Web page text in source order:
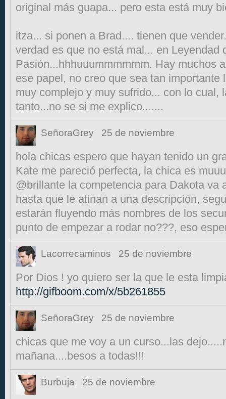
original más guapa... pero esta está muy
itza... si ponen a Brad.... tienen que
verdad es que no está mal... en Leyendad
Pasión...hhhuuummmmmm. Hay muchos
ese papel, no creo que sea tan importante
muy complejo y muy sufrido... con lo cual,
tanto...no se si me explico.......
SeñoraGrey 25 de noviembre
hola chicas espero que hayan tenido un
Kate me pareció perfecta, la chica es
@brillante la competencia para Dakota va
hasta que le atinan a una descripción,
estarán fluyendo más nombres de los
punto de empezar a rodar no???, eso
Lacorrecaminos 25 de noviembre
Por Dios ! yo quiero ser la que le esta
http://gifboom.com/x/5b261855
SeñoraGrey 25 de noviembre
chicas que me voy a un curso...las
mañana....besos a todas!!!
Burbuja 25 de noviembre